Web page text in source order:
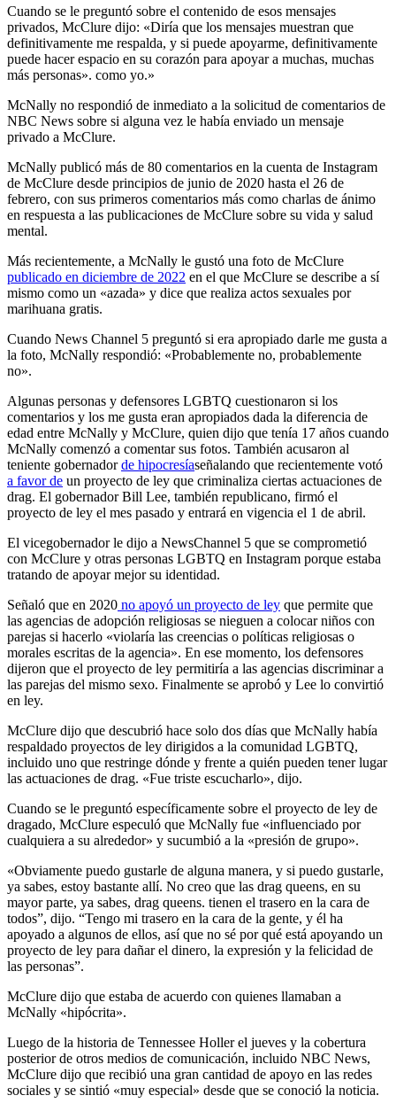
Cuando se le preguntó sobre el contenido de esos mensajes
privados, McClure dijo: «Diría que los mensajes muestran que
definitivamente me respalda, y si puede apoyarme, definitivamente
puede hacer espacio en su corazón para apoyar a muchas, muchas
más personas». como yo.»
McNally no respondió de inmediato a la solicitud de comentarios de
NBC News sobre si alguna vez le había enviado un mensaje
privado a McClure.
McNally publicó más de 80 comentarios en la cuenta de Instagram
de McClure desde principios de junio de 2020 hasta el 26 de
febrero, con sus primeros comentarios más como charlas de ánimo
en respuesta a las publicaciones de McClure sobre su vida y salud
mental.
Más recientemente, a McNally le gustó una foto de McClure
publicado en diciembre de 2022 en el que McClure se describe a sí
mismo como un «azada» y dice que realiza actos sexuales por
marihuana gratis.
Cuando News Channel 5 preguntó si era apropiado darle me gusta a
la foto, McNally respondió: «Probablemente no, probablemente
no».
Algunas personas y defensores LGBTQ cuestionaron si los
comentarios y los me gusta eran apropiados dada la diferencia de
edad entre McNally y McClure, quien dijo que tenía 17 años cuando
McNally comenzó a comentar sus fotos. También acusaron al
teniente gobernadorde hipocresíaseñalando que recientemente votó
a favor de un proyecto de ley que criminaliza ciertas actuaciones de
drag. El gobernador Bill Lee, también republicano, firmó el
proyecto de ley el mes pasado y entrará en vigencia el 1 de abril.
El vicegobernador le dijo a NewsChannel 5 que se comprometió
con McClure y otras personas LGBTQ en Instagram porque estaba
tratando de apoyar mejor su identidad.
Señaló que en 2020 no apoyó un proyecto de ley que permite que
las agencias de adopción religiosas se nieguen a colocar niños con
parejas si hacerlo «violaría las creencias o políticas religiosas o
morales escritas de la agencia». En ese momento, los defensores
dijeron que el proyecto de ley permitiría a las agencias discriminar a
las parejas del mismo sexo. Finalmente se aprobó y Lee lo convirtió
en ley.
McClure dijo que descubrió hace solo dos días que McNally había
respaldado proyectos de ley dirigidos a la comunidad LGBTQ,
incluido uno que restringe dónde y frente a quién pueden tener lugar
las actuaciones de drag. «Fue triste escucharlo», dijo.
Cuando se le preguntó específicamente sobre el proyecto de ley de
dragado, McClure especuló que McNally fue «influenciado por
cualquiera a su alrededor» y sucumbió a la «presión de grupo».
«Obviamente puedo gustarle de alguna manera, y si puedo gustarle,
ya sabes, estoy bastante allí. No creo que las drag queens, en su
mayor parte, ya sabes, drag queens. tienen el trasero en la cara de
todos”, dijo. “Tengo mi trasero en la cara de la gente, y él ha
apoyado a algunos de ellos, así que no sé por qué está apoyando un
proyecto de ley para dañar el dinero, la expresión y la felicidad de
las personas”.
McClure dijo que estaba de acuerdo con quienes llamaban a
McNally «hipócrita».
Luego de la historia de Tennessee Holler el jueves y la cobertura
posterior de otros medios de comunicación, incluido NBC News,
McClure dijo que recibió una gran cantidad de apoyo en las redes
sociales y se sintió «muy especial» desde que se conoció la noticia.